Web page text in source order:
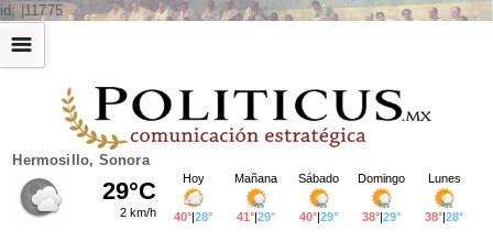
id: |11775
Hermosillo, Sonora
☰